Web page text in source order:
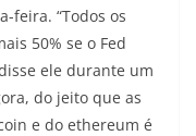
feira. “Todos os
50% se o Fed
ele durante um
do jeito que as
e do ethereum é